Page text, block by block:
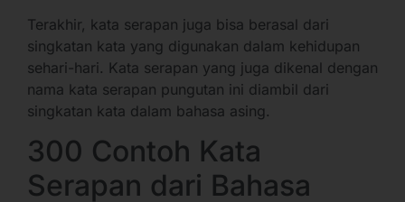
Terakhir, kata serapan juga bisa berasal dari
singkatan kata yang digunakan dalam kehidupan
sehari-hari. Kata serapan yang juga dikenal dengan
nama kata serapan pungutan ini diambil dari
singkatan kata dalam bahasa asing.
300 Contoh Kata
Serapan dari Bahasa